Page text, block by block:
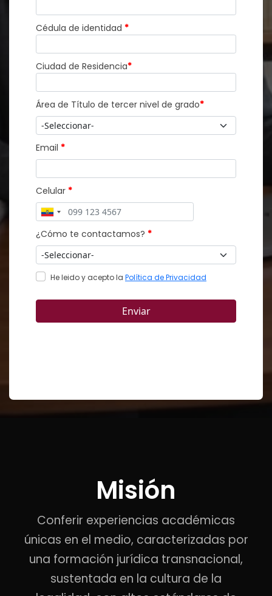
Misión
Conferir experiencias académicas
únicas en el medio, caracterizadas por
una formación jurídica transnacional,
sustentada en la cultura de la